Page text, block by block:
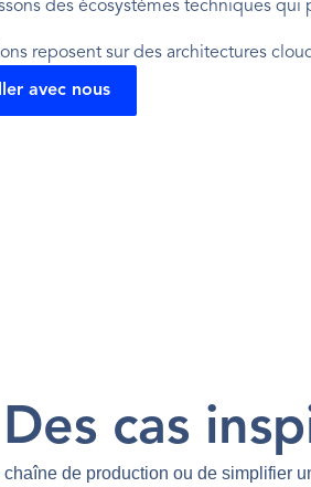
des écosystèmes techniques
reposent sur des architectures
avec nous
Des cas
chaîne de production ou de